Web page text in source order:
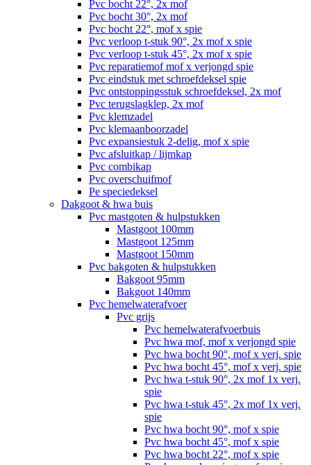
Pvc bocht 22°, 2x mof
Pvc bocht 30°, 2x mof
Pvc bocht 22°, mof x spie
Pvc verloop t-stuk 90°, 2x mof x spie
Pvc verloop t-stuk 45°, 2x mof x spie
Pvc reparatiemof mof x verjongd spie
Pvc eindstuk met schroefdeksel spie
Pvc ontstoppingsstuk schroefdeksel, 2x mof
Pvc terugslagklep, 2x mof
Pvc klemzadel
Pvc klemaanboorzadel
Pvc expansiestuk 2-delig, mof x spie
Pvc afsluitkap / lijmkap
Pvc combikap
Pvc overschuifmof
Pe speciedeksel
Dakgoot & hwa buis
Pvc mastgoten & hulpstukken
Mastgoot 100mm
Mastgoot 125mm
Mastgoot 150mm
Pvc bakgoten & hulpstukken
Bakgoot 95mm
Bakgoot 140mm
Pvc hemelwaterafvoer
Pvc grijs
Pvc hemelwaterafvoerbuis
Pvc hwa mof, mof x verjongd spie
Pvc hwa bocht 90°, mof x verj. spie
Pvc hwa bocht 45°, mof x verj. spie
Pvc hwa t-stuk 90°, 2x mof 1x verj.
spie
Pvc hwa t-stuk 45°, 2x mof 1x verj.
spie
Pvc hwa bocht 90°, mof x spie
Pvc hwa bocht 45°, mof x spie
Pvc hwa bocht 22°, mof x spie